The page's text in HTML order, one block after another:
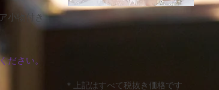
小物付き
ださい。
​＊上記はすべて税抜き価格です